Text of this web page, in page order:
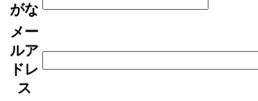
がな
メー
ルア
ドレ
ス